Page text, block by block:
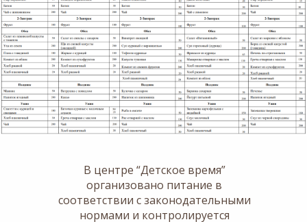
В центре “Детское время”
организовано питание в
соответствии с законодательными
нормами и контролируется